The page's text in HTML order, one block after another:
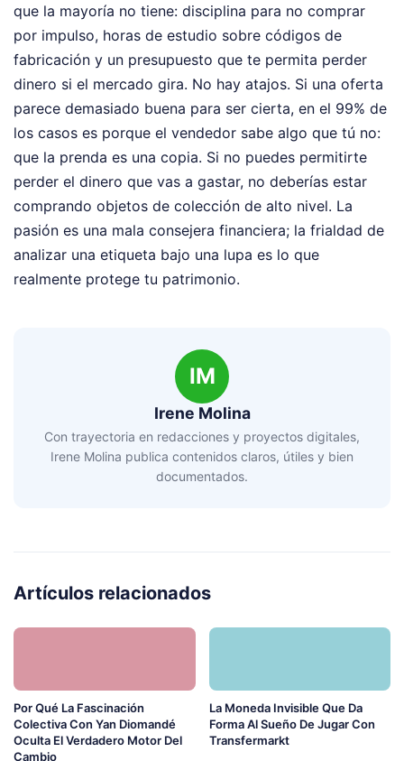
que la mayoría no tiene: disciplina para no comprar
por impulso, horas de estudio sobre códigos de
fabricación y un presupuesto que te permita perder
dinero si el mercado gira. No hay atajos. Si una oferta
parece demasiado buena para ser cierta, en el 99% de
los casos es porque el vendedor sabe algo que tú no:
que la prenda es una copia. Si no puedes permitirte
perder el dinero que vas a gastar, no deberías estar
comprando objetos de colección de alto nivel. La
pasión es una mala consejera financiera; la frialdad de
analizar una etiqueta bajo una lupa es lo que
realmente protege tu patrimonio.
IM
Irene Molina
Con trayectoria en redacciones y proyectos digitales,
Irene Molina publica contenidos claros, útiles y bien
documentados.
Artículos relacionados
Por Qué La Fascinación
Colectiva Con Yan Diomandé
Oculta El Verdadero Motor Del
Cambio
La Moneda Invisible Que Da
Forma Al Sueño De Jugar Con
Transfermarkt